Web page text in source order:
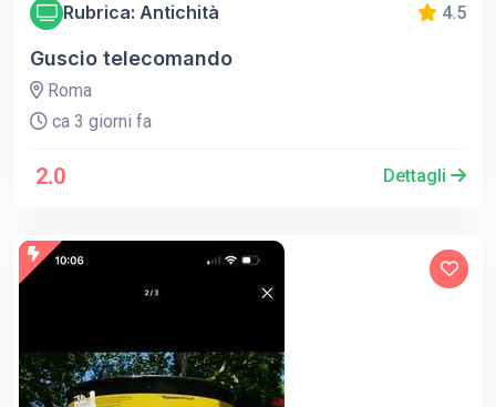
Rubrica: Antichità 4.5
Guscio telecomando
Roma
ca 3 giorni fa
2.0 Dettagli